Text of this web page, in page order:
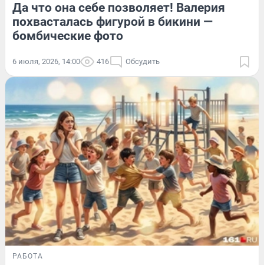
Да что она себе позволяет! Валерия
похвасталась фигурой в бикини —
бомбические фото
6 июля, 2026, 14:00 416 Обсудить
РАБОТА